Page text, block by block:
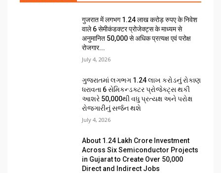
गुजरात में लगभग 1.24 लाख करोड़ रुपए के निवेश
वाले 6 सेमीकंडक्टर प्रोजेक्ट्स के माध्यम से
अनुमानित 50,000 से अधिक प्रत्यक्ष एवं परोक्ष
रोजगार...
July 4, 2026
ગુજરાતમાં લગભગ ₹1.24 લાખ કરોડનું રોકાણ
ધરાવતા 6 સેમિકન્ડક્ટર પ્રોજેક્ટ્સ થકી
આશરે 50,000થી વધુ પ્રત્યક્ષ અને પરોક્ષ
રોજગારીનું સર્જન થશે
July 4, 2026
About ₹1.24 Lakh Crore Investment
Across Six Semiconductor Projects
in Gujarat to Create Over 50,000
Direct and Indirect Jobs